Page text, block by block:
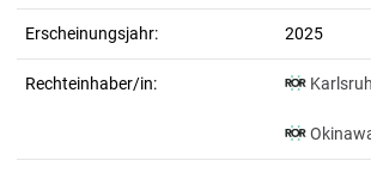
Erscheinungsjahr: 2025
Rechteinhaber/in: